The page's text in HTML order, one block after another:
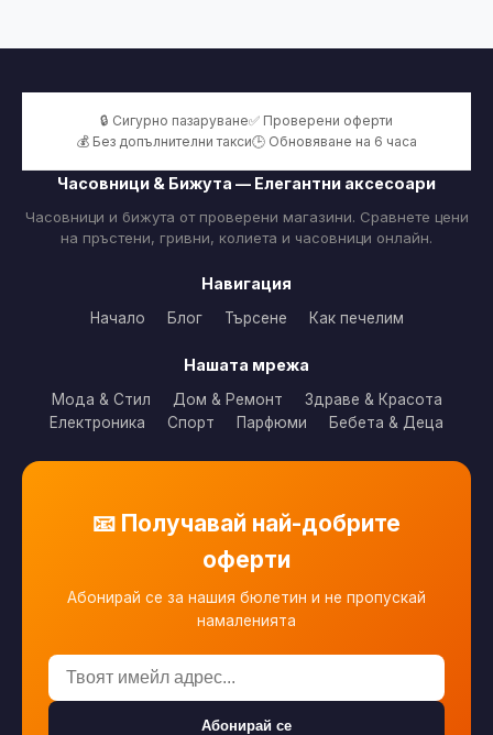
🔒 Сигурно пазаруване✅ Проверени оферти
💰 Без допълнителни такси🕒 Обновяване на 6 часа
Часовници & Бижута — Елегантни аксесоари
Часовници и бижута от проверени магазини. Сравнете цени
на пръстени, гривни, колиета и часовници онлайн.
Навигация
Начало Блог Търсене Как печелим
Нашата мрежа
Мода & Стил Дом & Ремонт
Здраве & Красота
Електроника
Спорт Парфюми Бебета & Деца
📧 Получавай най-добрите
оферти
Абонирай се за нашия бюлетин и не пропускай
намаленията
Абонирай се